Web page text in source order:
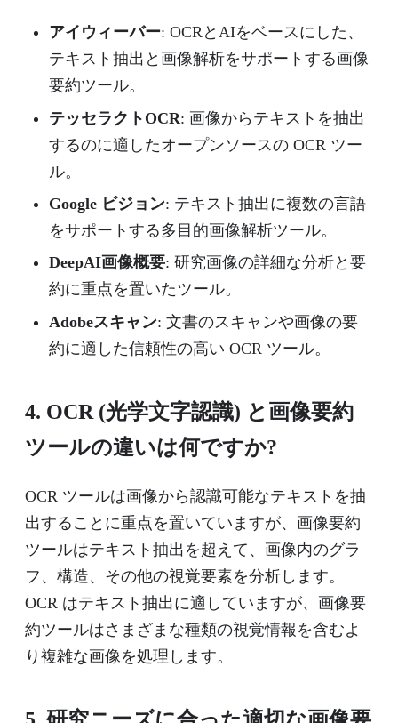
アイウィーバー: OCRとAIをベースにした、
テキスト抽出と画像解析をサポートする画像
要約ツール。
テッセラクトOCR: 画像からテキストを抽出
するのに適したオープンソースの OCR ツー
ル。
Google ビジョン: テキスト抽出に複数の言語
をサポートする多目的画像解析ツール。
DeepAI画像概要: 研究画像の詳細な分析と要
約に重点を置いたツール。
Adobeスキャン: 文書のスキャンや画像の要
約に適した信頼性の高い OCR ツール。
4. OCR (光学文字認識) と画像要約
ツールの違いは何ですか?
OCR ツールは画像から認識可能なテキストを抽
出することに重点を置いていますが、画像要約
ツールはテキスト抽出を超えて、画像内のグラ
フ、構造、その他の視覚要素を分析します。
OCR はテキスト抽出に適していますが、画像要
約ツールはさまざまな種類の視覚情報を含むよ
り複雑な画像を処理します。